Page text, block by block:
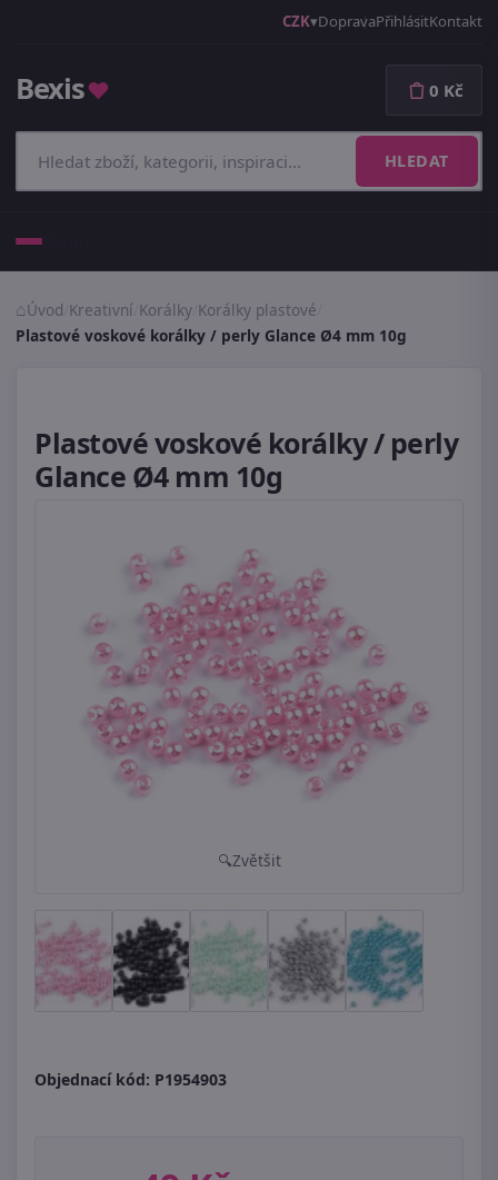
CZK DopravaPřihlásitKontakt
Bexis♥
HLEDAT
0 Kč
Úvod Kreativní Korálky Korálky plastové
Plastové voskové korálky / perly Glance Ø4 mm 10g
Plastové voskové korálky / perly
Glance Ø4 mm 10g
Zvětšit
Objednací kód: P1954903